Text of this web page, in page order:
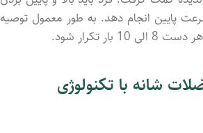
پایین انجام دهد. به طور معمول توصیه
تکرار شود.
شانه با تکنولوژی